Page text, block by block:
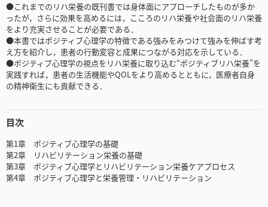
●これまでのリハ栄養の既刊書では身体面にアプローチしたものが多か
ったが，さらに効果を高めるには，こころのリハ栄養や社会面のリハ栄養
をより充実させることが必要である．
●本書ではポジティブ心理学の特徴である強みをみつけて強みを伸ばす考
え方を紹介し，患者の行動変容と成果につながる対応を示している．
●ポジティブ心理学の視点をリハ栄養に取り込む“ポジティブリハ栄養”を
実践すれば，患者の生活機能やQOLをより高めるとともに，医療者自身
の精神衛生にも貢献できる．
目次
第1章 ポジティブ心理学の基礎
第2章 リハビリテーション栄養の基礎
第3章 ポジティブ心理学とリハビリテーション栄養ケアプロセス
第4章 ポジティブ心理学と栄養管理・リハビリテーション